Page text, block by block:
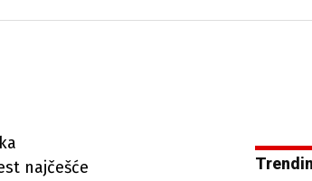
najčešće